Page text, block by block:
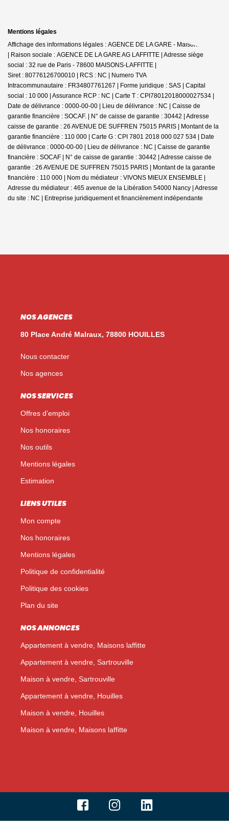
Mentions légales
Affichage des informations légales : AGENCE DE LA GARE - Maisons-Laffitte
| Raison sociale : AGENCE DE LA GARE AG LAFFITTE | Adresse siège
social : 32 rue de Paris - 78600 MAISONS-LAFFITTE |
Siret : 80776126700010 | RCS : NC | Numero TVA
Intracommunautaire : FR34807761267 | Forme juridique : SAS | Capital
social : 10 000 | Assurance RCP : NC | Carte T : CPI78012018000027534 |
Date de délivrance : 0000-00-00 | Lieu de délivrance : NC | Caisse de
garantie financière : SOCAF. | N° de caisse de garantie : 30442 | Adresse
caisse de garantie : 26 AVENUE DE SUFFREN 75015 PARIS | Montant de la
garantie financière : 110 000 | Carte G : CPI 7801 2018 000 027 534 | Date
de délivrance : 0000-00-00 | Lieu de délivrance : NC | Caisse de garantie
financière : SOCAF | N° de caisse de garantie : 30442 | Adresse caisse de
garantie : 26 AVENUE DE SUFFREN 75015 PARIS | Montant de la garantie
financière : 110 000 | Nom du médiateur : VIVONS MIEUX ENSEMBLE |
Adresse du médiateur : 465 avenue de la Libération 54000 Nancy | Adresse
du site : NC | Entreprise juridiquement et financièrement indépendante
NOS AGENCES
80 Place André Malraux, 78800 HOUILLES
Nous contacter
Nos agences
NOS SERVICES
Offres d'emploi
Nos honoraires
Nos outils
Mentions légales
Estimation
LIENS UTILES
Mon compte
Nos honoraires
Mentions légales
Politique de confidentialité
Politique des cookies
Plan du site
NOS ANNONCES
Appartement à vendre, Maisons laffitte
Appartement à vendre, Sartrouville
Maison à vendre, Sartrouville
Appartement à vendre, Houilles
Maison à vendre, Houilles
Maison à vendre, Maisons laffitte